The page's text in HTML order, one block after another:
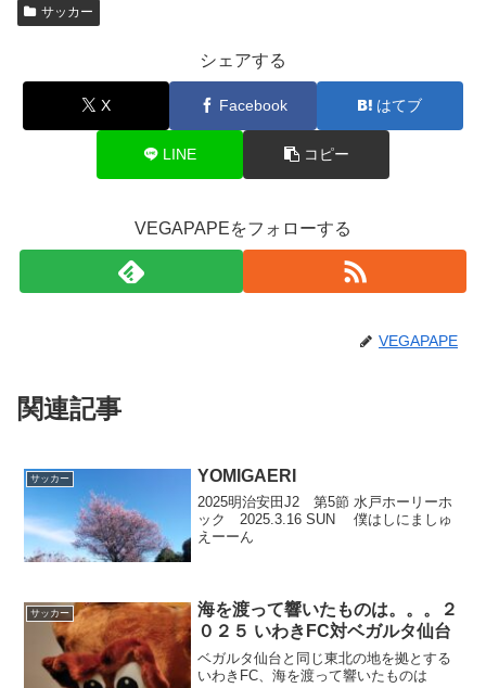
サッカー
シェアする
X Facebook はてブ
LINE コピー
VEGAPAPEをフォローする
VEGAPAPE
関連記事
サッカー YOMIGAERI
2025明治安田J2 第5節 水戸ホーリーホ
ック 2025.3.16 SUN 僕はしにましゅ
えーーん
サッカー
海を渡って響いたものは。。。２
０２５ いわきFC対ベガルタ仙台
ベガルタ仙台と同じ東北の地を拠とする
いわきFC、海を渡って響いたものは